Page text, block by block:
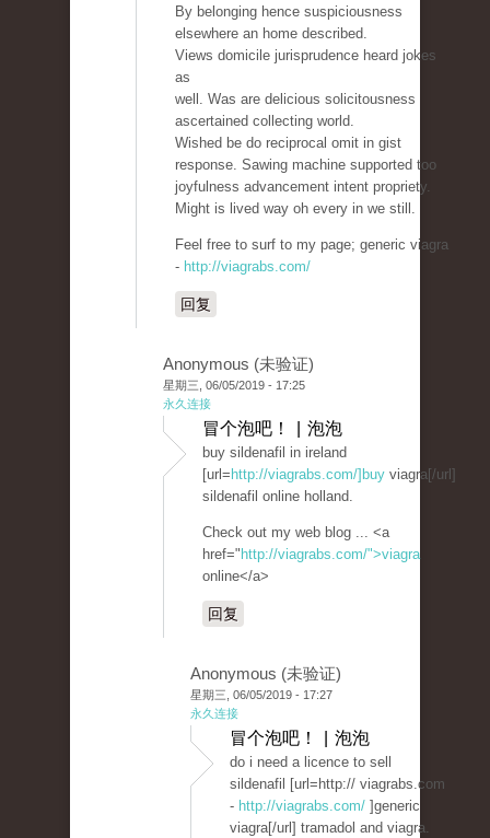
By belonging hence suspiciousness
elsewhere an home described.
Views domicile jurisprudence heard jokes
as
well. Was are delicious solicitousness
ascertained collecting world.
Wished be do reciprocal omit in gist
response. Sawing machine supported too
joyfulness advancement intent propriety.
Might is lived way oh every in we still.
Feel free to surf to my page; generic viagra
- http://viagrabs.com/
回复
Anonymous (未验证)
星期三, 06/05/2019 - 17:25
永久连接
冒个泡吧！ | 泡泡
buy sildenafil in ireland
[url= http://viagrabs.com/]buy viagra[/url]
sildenafil online holland.
Check out my web blog ... <a
href=" http://viagrabs.com/">viagra
online</a>
回复
Anonymous (未验证)
星期三, 06/05/2019 - 17:27
永久连接
冒个泡吧！ | 泡泡
do i need a licence to sell
sildenafil [url=http:// viagrabs.com
- http://viagrabs.com/ ]generic
viagra[/url] tramadol and viagra.